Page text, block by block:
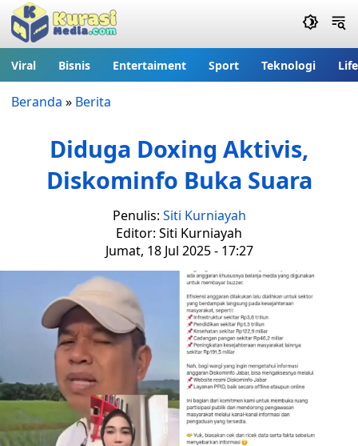
Viral Bisnis Entertaiment Sport Teknologi
Beranda » Berita
Diduga Doxing Aktivis,
Diskominfo Buka Suara
Penulis: Siti Kurniayah
Editor: Siti Kurniayah
Jumat, 18 Jul 2025 - 17:27